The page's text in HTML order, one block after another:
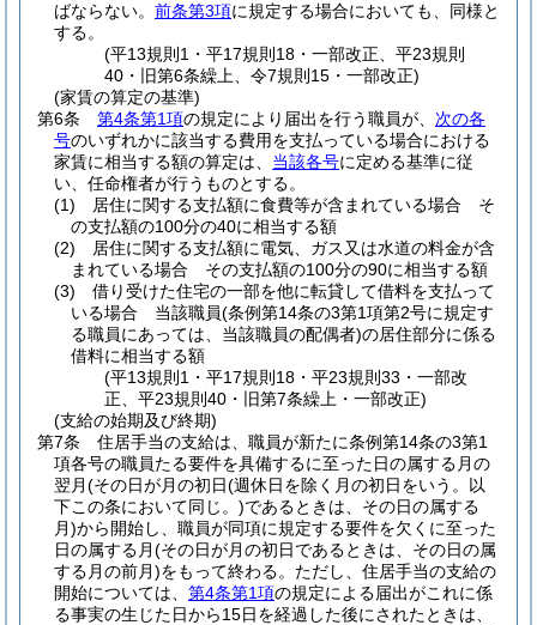
ばならない。 前条第3項に規定する場合においても、同様と
する。
(平13規則1・平17規則18・一部改正、平23規則
40・旧第6条繰上、令7規則15・一部改正)
(家賃の算定の基準)
第6条
第4条第1項の規定により届出を行う職員が、 次の各
号のいずれかに該当する費用を支払っている場合における
家賃に相当する額の算定は、 当該各号に定める基準に従
い、任命権者が行うものとする。
(1)
居住に関する支払額に食費等が含まれている場合 そ
の支払額の100分の40に相当する額
(2)
居住に関する支払額に電気、ガス又は水道の料金が含
まれている場合 その支払額の100分の90に相当する額
(3)
借り受けた住宅の一部を他に転貸して借料を支払って
いる場合 当該職員(条例第14条の3第1項第2号に規定す
る職員にあっては、当該職員の配偶者)の居住部分に係る
借料に相当する額
(平13規則1・平17規則18・平23規則33・一部改
正、平23規則40・旧第7条繰上・一部改正)
(支給の始期及び終期)
第7条
住居手当の支給は、職員が新たに条例第14条の3第1
項各号の職員たる要件を具備するに至った日の属する月の
翌月(その日が月の初日(週休日を除く月の初日をいう。以
下この条において同じ。)であるときは、その日の属する
月)から開始し、職員が同項に規定する要件を欠くに至った
日の属する月(その日が月の初日であるときは、その日の属
する月の前月)をもって終わる。 ただし、住居手当の支給の
開始については、 第4条第1項の規定による届出がこれに係
る事実の生じた日から15日を経過した後にされたときは、